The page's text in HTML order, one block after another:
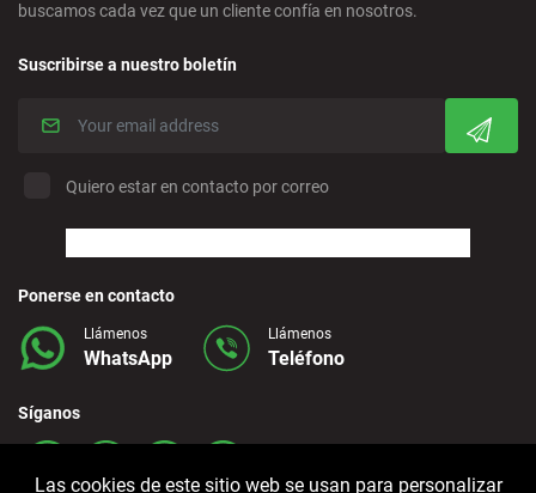
Corralejo - Fuerteventura
Marbella - Estepona
Finestrat - Playa
Fuerteventura - Aeropuerto
Granada - Centro
buscamos cada vez que un cliente confía en nosotros.
Suscribirse a nuestro boletín
Quiero estar en contacto por correo
Ponerse en contacto
Llámenos
WhatsApp
Llámenos
Teléfono
Síganos
Las cookies de este sitio web se usan para personalizar